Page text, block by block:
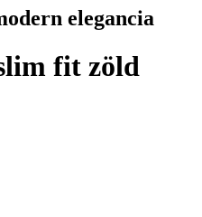
elegancia
fit zöld